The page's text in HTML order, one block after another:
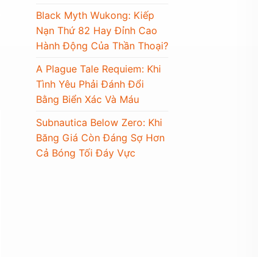
Black Myth Wukong: Kiếp
Nạn Thứ 82 Hay Đỉnh Cao
Hành Động Của Thần Thoại?
A Plague Tale Requiem: Khi
Tình Yêu Phải Đánh Đổi
Bằng Biển Xác Và Máu
Subnautica Below Zero: Khi
Băng Giá Còn Đáng Sợ Hơn
Cả Bóng Tối Đáy Vực